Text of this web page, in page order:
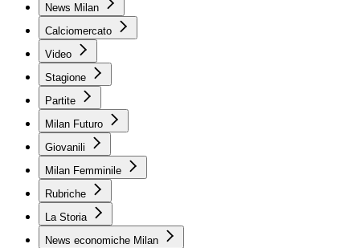
News Milan
Calciomercato
Video
Stagione
Partite
Milan Futuro
Giovanili
Milan Femminile
Rubriche
La Storia
News economiche Milan